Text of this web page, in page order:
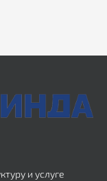
и услуге